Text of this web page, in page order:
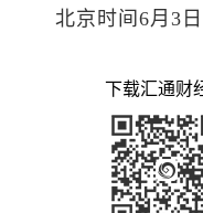
北京时间6月3日
下载汇通财